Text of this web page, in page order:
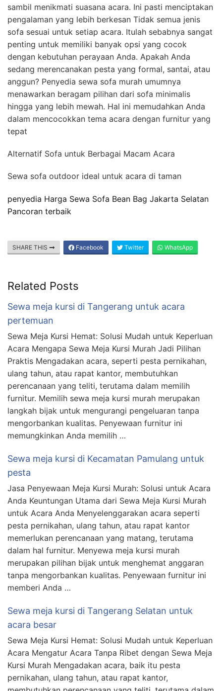
sambil menikmati suasana acara. Ini pasti menciptakan
pengalaman yang lebih berkesan Tidak semua jenis
sofa sesuai untuk setiap acara. Itulah sebabnya sangat
penting untuk memiliki banyak opsi yang cocok
dengan kebutuhan perayaan Anda. Apakah Anda
sedang merencanakan pesta yang formal, santai, atau
anggun? Penyedia sewa sofa murah umumnya
menawarkan beragam pilihan dari sofa minimalis
hingga yang lebih mewah. Hal ini memudahkan Anda
dalam mencocokkan tema acara dengan furnitur yang
tepat
Alternatif Sofa untuk Berbagai Macam Acara
Sewa sofa outdoor ideal untuk acara di taman
penyedia Harga Sewa Sofa Bean Bag Jakarta Selatan
Pancoran terbaik
SHARE THIS Facebook Twitter WhatsApp
Related Posts
Sewa meja kursi di Tangerang untuk acara
pertemuan
Sewa Meja Kursi Hemat: Solusi Mudah untuk Keperluan
Acara Mengapa Sewa Meja Kursi Murah Jadi Pilihan
Praktis Mengadakan acara, seperti pesta pernikahan,
ulang tahun, atau rapat kantor, membutuhkan
perencanaan yang teliti, terutama dalam memilih
furnitur. Memilih sewa meja kursi murah merupakan
langkah bijak untuk mengurangi pengeluaran tanpa
mengorbankan kualitas. Penyewaan furnitur ini
memungkinkan Anda memilih …
Sewa meja kursi di Kecamatan Pamulang untuk
pesta
Jasa Penyewaan Meja Kursi Murah: Solusi untuk Acara
Anda Keuntungan Utama dari Sewa Meja Kursi Murah
untuk Acara Anda Menyelenggarakan acara seperti
pesta pernikahan, ulang tahun, atau rapat kantor
memerlukan perencanaan yang matang, terutama
dalam hal furnitur. Menyewa meja kursi murah
merupakan pilihan bijak untuk menghemat anggaran
tanpa mengorbankan kualitas. Penyewaan furnitur ini
memberi Anda …
Sewa meja kursi di Tangerang Selatan untuk
acara besar
Sewa Meja Kursi Hemat: Solusi Mudah untuk Keperluan
Acara Mengatur Acara Tanpa Ribet dengan Sewa Meja
Kursi Murah Mengadakan acara, baik itu pesta
pernikahan, ulang tahun, atau rapat kantor,